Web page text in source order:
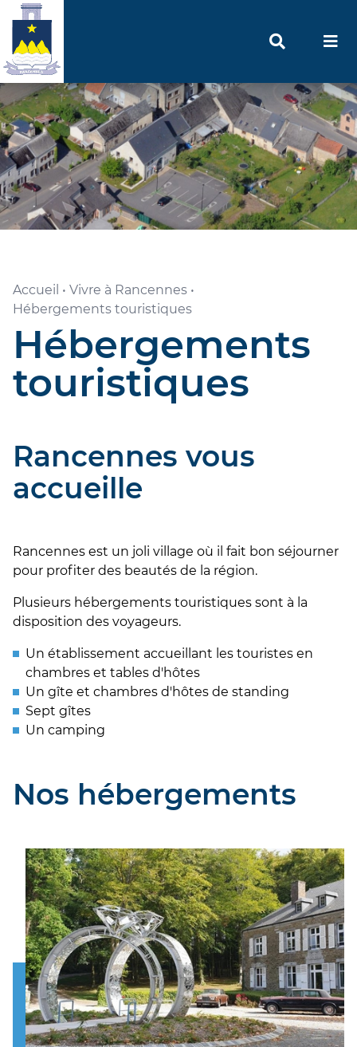
Accueil • Vivre à Rancennes •
Hébergements touristiques
Hébergements
touristiques
Rancennes vous
accueille
Rancennes est un joli village où il fait bon séjourner
pour profiter des beautés de la région.
Plusieurs hébergements touristiques sont à la
disposition des voyageurs.
Un établissement accueillant les touristes en
chambres et tables d'hôtes
Un gîte et chambres d'hôtes de standing
Sept gîtes
Un camping
Nos hébergements